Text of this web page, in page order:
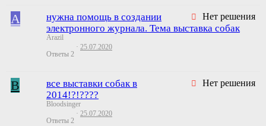
A Нет решения
нужна помощь в создании
электронного журнала. Тема выставка собак
Arazil
Ответы 2
25.07.2020
B Нет решения
все выставки собак в
2014!?!????
Bloodsinger
Ответы 2
25.07.2020